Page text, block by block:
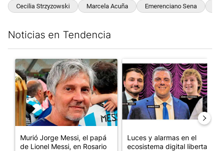
Cecilia Strzyzowski Marcela Acuña Emerenciano Sena
Noticias en Tendencia
Un artículo de tendencia con el título "Murió Jorge Messi, el
Murió Jorge Messi, el papá
de Lionel Messi, en Rosario
Un artículo de tendencia con
Luces y alarmas en el
ecosistema digital libertario